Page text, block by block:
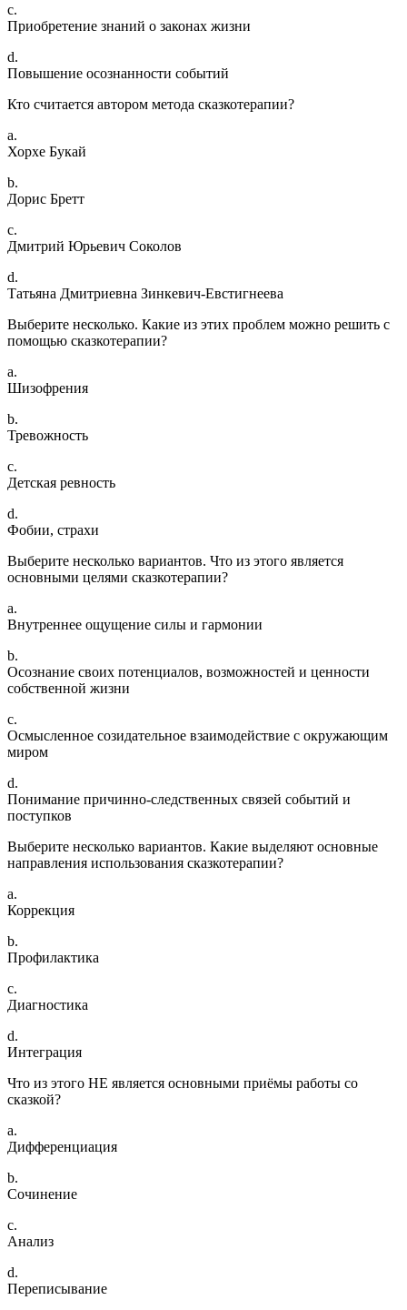
c.
Приобретение знаний о законах жизни
d.
Повышение осознанности событий
Кто считается автором метода сказкотерапии?
a.
Хорхе Букай
b.
Дорис Бретт
c.
Дмитрий Юрьевич Соколов
d.
Татьяна Дмитриевна Зинкевич-Евстигнеева
Выберите несколько. Какие из этих проблем можно решить с
помощью сказкотерапии?
a.
Шизофрения
b.
Тревожность
c.
Детская ревность
d.
Фобии, страхи
Выберите несколько вариантов. Что из этого является
основными целями сказкотерапии?
a.
Внутреннее ощущение силы и гармонии
b.
Осознание своих потенциалов, возможностей и ценности
собственной жизни
c.
Осмысленное созидательное взаимодействие с окружающим
миром
d.
Понимание причинно-следственных связей событий и
поступков
Выберите несколько вариантов. Какие выделяют основные
направления использования сказкотерапии?
a.
Коррекция
b.
Профилактика
c.
Диагностика
d.
Интеграция
Что из этого НЕ является основными приёмы работы со
сказкой?
a.
Дифференциация
b.
Сочинение
c.
Анализ
d.
Переписывание